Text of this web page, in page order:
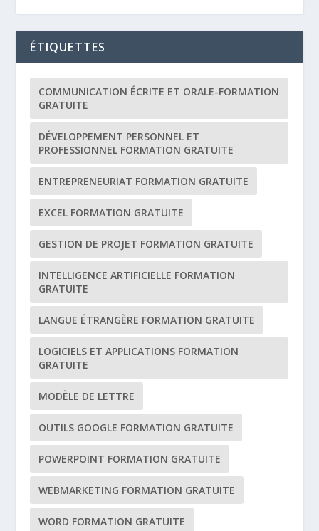
ÉTIQUETTES
COMMUNICATION ÉCRITE ET ORALE-FORMATION
GRATUITE
DÉVELOPPEMENT PERSONNEL ET
PROFESSIONNEL FORMATION GRATUITE
ENTREPRENEURIAT FORMATION GRATUITE
EXCEL FORMATION GRATUITE
GESTION DE PROJET FORMATION GRATUITE
INTELLIGENCE ARTIFICIELLE FORMATION
GRATUITE
LANGUE ÉTRANGÈRE FORMATION GRATUITE
LOGICIELS ET APPLICATIONS FORMATION
GRATUITE
MODÈLE DE LETTRE
OUTILS GOOGLE FORMATION GRATUITE
POWERPOINT FORMATION GRATUITE
WEBMARKETING FORMATION GRATUITE
WORD FORMATION GRATUITE